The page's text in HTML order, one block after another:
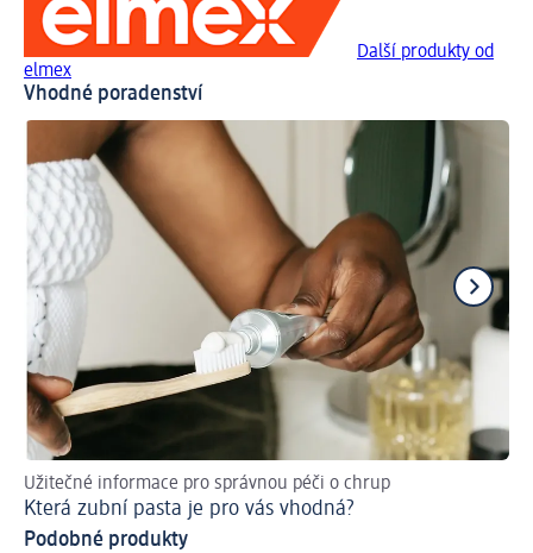
Další produkty od
elmex
Vhodné poradenství
Užitečné informace pro správnou péči o chrup
Která zubní pasta je pro vás vhodná?
Podobné produkty